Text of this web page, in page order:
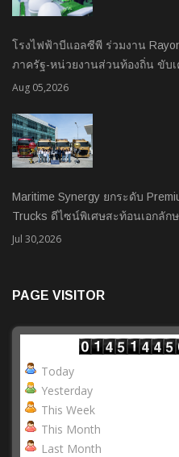
โรงไฟฟ้าบีแอลซีพี ร่วมงาน
ภาครัฐ-หน่วยงานส่วนท้องถิ่น ขับ
Aug 05,2026
Maritime Synergy ยกระดับ
Trucks ดีไซน์พิเศษสะท้อนเอกลั
Jul 30,2026
PAGE VISITOR
Today
Yesterday
This Week
This Month
Last Month